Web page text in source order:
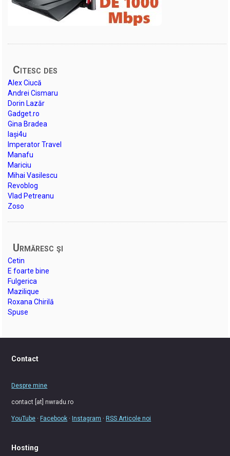
Citesc des
Alex Ciucă
Andrei Cismaru
Dorin Lazăr
Gadget.ro
Gina Bradea
Iași4u
Imperator Travel
Manafu
Mariciu
Mihai Vasilescu
Revoblog
Vlad Petreanu
Zoso
Urmăresc şi
Cetin
E foarte bine
Fulgerica
Mazilique
Roxana Chirilă
Spuse
Contact
Despre mine
contact [at] nwradu.ro
YouTube · Facebook · Instagram · RSS Articole noi
Hosting